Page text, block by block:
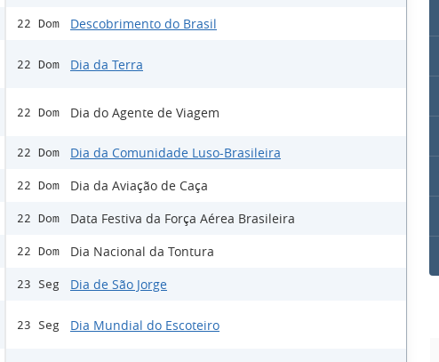
22 Dom Descobrimento do Brasil
22 Dom Dia da Terra
22 Dom Dia do Agente de Viagem
22 Dom Dia da Comunidade Luso-Brasileira
22 Dom Dia da Aviação de Caça
22 Dom Data Festiva da Força Aérea Brasileira
22 Dom Dia Nacional da Tontura
23 Seg Dia de São Jorge
23 Seg Dia Mundial do Escoteiro